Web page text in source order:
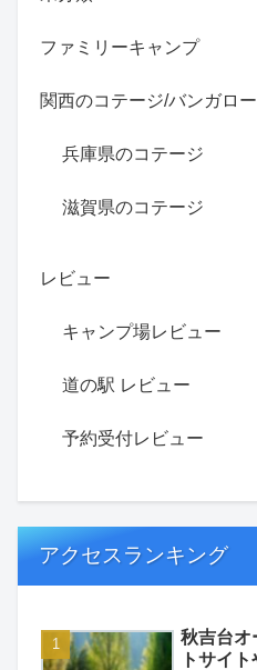
ファミリーキャンプ
関西のコテージ/バンガロー
兵庫県のコテージ
滋賀県のコテージ
レビュー
キャンプ場レビュー
道の駅 レビュー
予約受付レビュー
アクセスランキング
秋吉台オ
トサイ